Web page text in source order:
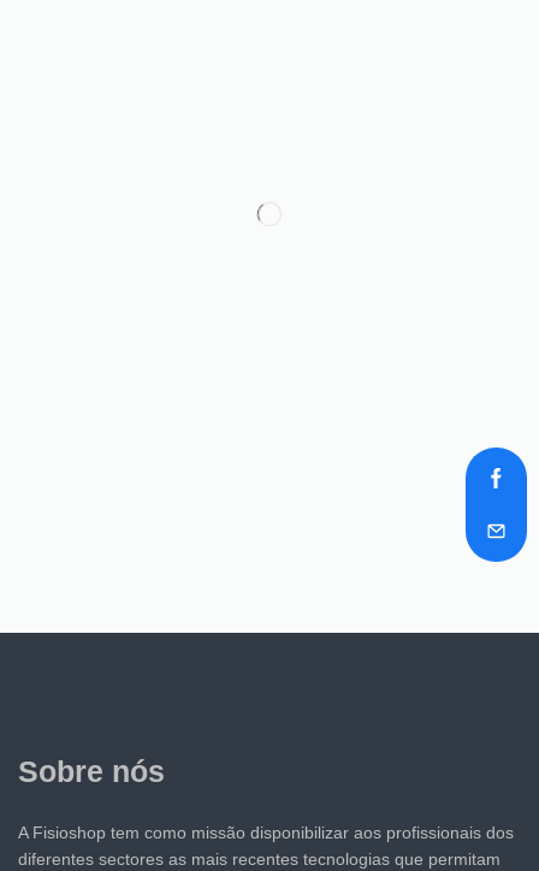
Sobre nós
A Fisioshop tem como missão disponibilizar aos profissionais dos
diferentes sectores as mais recentes tecnologias que permitam